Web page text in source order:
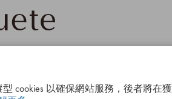
cookies 以確保網站服務，後者將在獲